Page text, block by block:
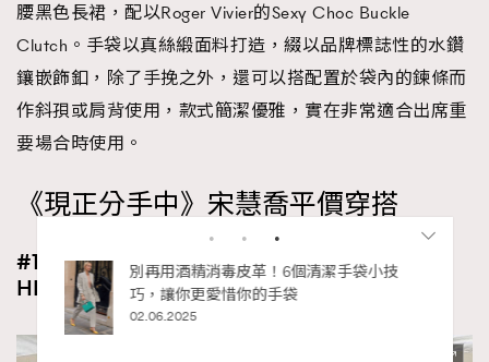
腰黑色長裙，配以Roger Vivier的Sexy Choc Buckle
Clutch。手袋以真絲緞面料打造，綴以品牌標誌性的水鑽
鑲嵌飾釦，除了手挽之外，還可以搭配置於袋內的鍊條而
作斜孭或肩背使用，款式簡潔優雅，實在非常適合出席重
要場合時使用。
《現正分手中》宋慧喬平價穿搭
#1 韓國品牌Your Name Here 牛仔套裝（約
HK$1,500)
的顯
別再用酒精消毒皮革！6個清潔手袋小技
巧，讓你更愛惜你的手袋
02.06.2025